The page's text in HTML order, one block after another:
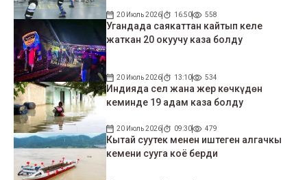
20 Июль 2026 16:50 558
Угандада саякаттан кайтып келе
жаткан 20 окуучу каза болду
20 Июль 2026 13:10 534
Индияда сел жана жер көчкүдөн
кеминде 19 адам каза болду
20 Июль 2026 09:30 479
Кытай суутек менен иштеген алгачкы
кемени сууга коё берди